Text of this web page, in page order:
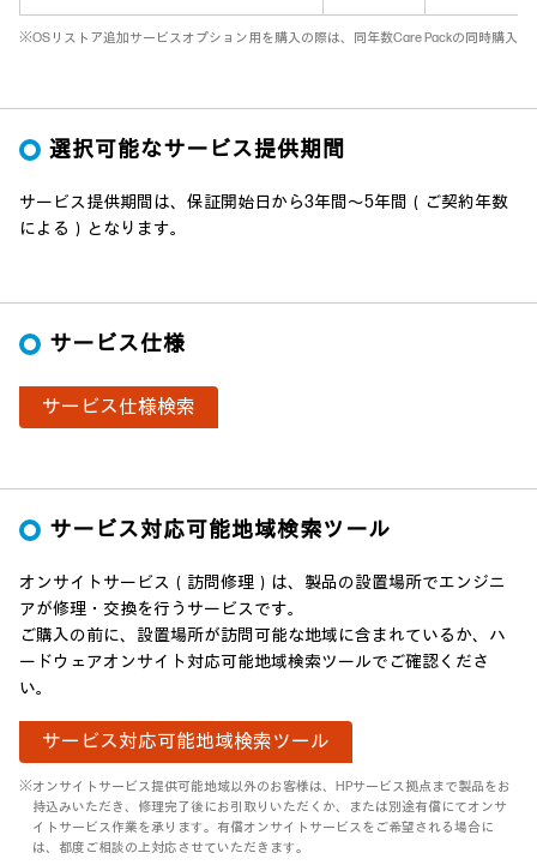
※OSリストア追加サービスオプション用を購入の際は、同年数Care Packの同時購入頂
選択可能なサービス提供期間
サービス提供期間は、保証開始日から3年間～5年間（ご契約年数
による）となります。
サービス仕様
サービス仕様検索
サービス対応可能地域検索ツール
オンサイトサービス（訪問修理）は、製品の設置場所でエンジニ
アが修理・交換を行うサービスです。
ご購入の前に、設置場所が訪問可能な地域に含まれているか、ハ
ードウェアオンサイト対応可能地域検索ツールでご確認くださ
い。
サービス対応可能地域検索ツール
※オンサイトサービス提供可能地域以外のお客様は、HPサービス拠点まで製品をお
持込みいただき、修理完了後にお引取りいただくか、または別途有償にてオンサ
イトサービス作業を承ります。有償オンサイトサービスをご希望される場合に
は、都度ご相談の上対応させていただきます。